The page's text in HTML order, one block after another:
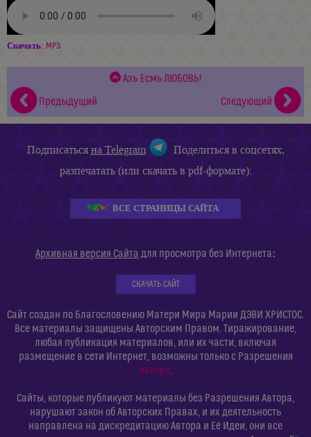
Скачать: MP3
Азъ Есмь ЛЮБОВЬ!
Предыдущий
Следующий
Подписатьсяна Telegram
Поделиться в соцсетях,
разпечатать (или скачать в pdf-формате):
ВСЕ СТРАНИЦЫ САЙТА
Архивная версия Сайта для просмотра без Интернета:
СКАЧАТЬ САЙТ
Сайт создан по Благословению Матери Мира Марии ДЭВИ ХРИСТОС.
Все материалы защищены Авторским Правом. Тиражирование,
любая публикация материалов, или их части, включая
размещение в сети Интернет, возможны только с Разрешения
Автора.
Сайты, которые публикуют материалы без Разрешения Автора,
нарушают закон об Авторских Правах, и их деятельность
направлена на дискредитацию Автора и Её Идеи, они все